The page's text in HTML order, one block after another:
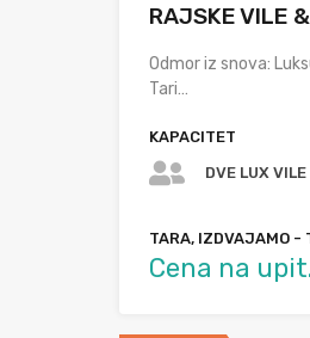
RAJSKE VILE
Odmor iz snova:
Tari…
KAPACITET
DVE LUX
TARA, IZDVAJAMO -
Cena na upit.